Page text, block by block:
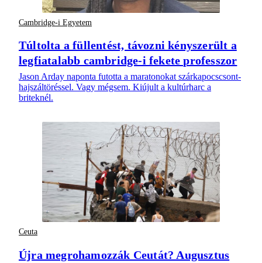
Cambridge-i Egyetem
Túltolta a füllentést, távozni kényszerült a
legfiatalabb cambridge-i fekete professzor
Jason Arday naponta futotta a maratonokat szárkapocscsont-
hajszáltöréssel. Vagy mégsem. Kiújult a kultúrharc a
briteknél.
Ceuta
Újra megrohamozzák Ceutát? Augusztus